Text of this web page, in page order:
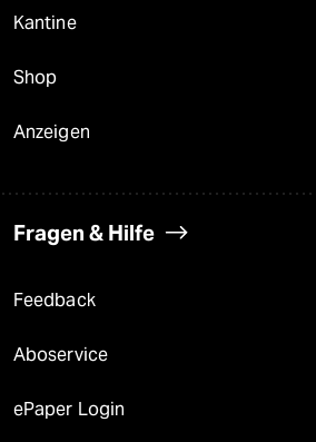
Kantine
Shop
Anzeigen
Fragen & Hilfe
Feedback
Aboservice
ePaper Login